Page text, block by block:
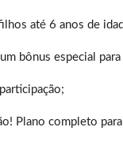
até 6 anos de
bônus especial
Plano completo